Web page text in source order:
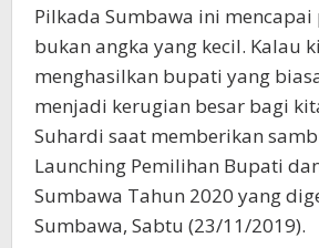
Pilkada Sumbawa ini
bukan angka yang kecil. Kalau
menghasilkan bupati yang
menjadi kerugian besar bagi
Suhardi saat memberikan
Launching Pemilihan Bupati
Sumbawa Tahun 2020 yang
Sumbawa, Sabtu (23/11/2019).